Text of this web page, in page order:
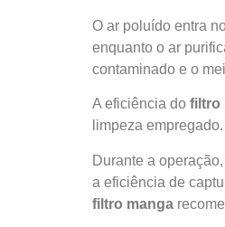
O ar poluído entra
enquanto o ar
contaminado e o
A eficiência do filtro
limpeza
Durante a
a eficiência de
filtro manga